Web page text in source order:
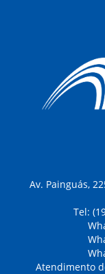
Av. Painguás,
Tel:
Atendimento